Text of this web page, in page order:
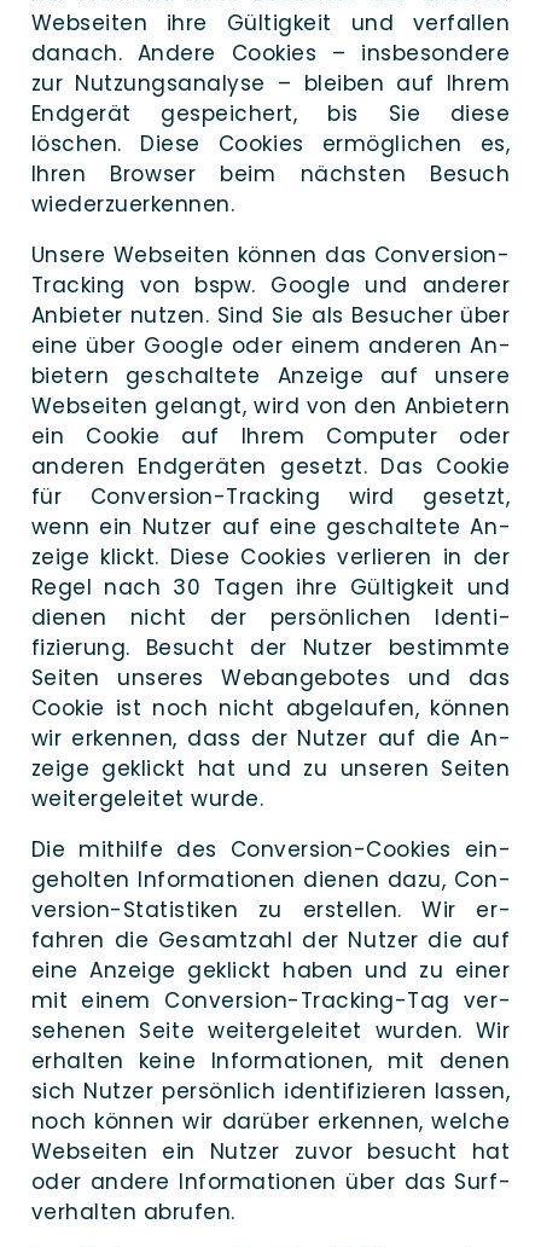
Web­seiten ihre Gültig­keit und ver­fallen
danach. Ande­re Coo­kies – ins­be­sondere
zur Nutzungs­analyse – blei­ben auf Ihrem
End­ge­rät gespei­chert, bis Sie die­se
löschen. Die­se Coo­kies ermög­li­chen es,
Ihren Brow­ser beim nächs­ten Besuch
wiederzuerkennen.
Unse­re Web­seiten kön­nen das Con­­­ver­­­si­on-
Tracking von bspw. Goog­le und an­derer
An­bieter nut­zen. Sind Sie als Besu­cher über
eine über Goog­le oder einem an­deren An­
bietern ge­schaltete Anzei­ge auf unse­re
Web­seiten ge­langt, wird von den An­bietern
ein Coo­kie auf Ihrem Com­puter oder
ande­ren End­geräten ge­setzt. Das Coo­kie
für Con­­­ver­­­si­on-Tracking wird gesetzt,
wenn ein Nut­zer auf eine ge­schaltete An­
zeige klickt. Die­se Coo­kies ver­lieren in der
Regel nach 30 Tagen ihre Gültig­keit und
die­nen nicht der per­sön­lichen Identi­
fizierung. Besucht der Nut­zer be­stimmte
Sei­ten unse­res Web­an­gebotes und das
Coo­kie ist noch nicht ab­ge­laufen, kön­nen
wir erken­nen, dass der Nut­zer auf die An­
zeige ge­klickt hat und zu unse­ren Sei­ten
weiter­ge­leitet wurde.
Die mit­hil­fe des Con­­­ver­­­si­on-Coo­­kies ein­
ge­holten In­for­ma­tionen die­nen dazu, Con­­­
ver­­­si­on-Sta­­tis­­ti­­ken zu er­stellen. Wir er­
fahren die Gesamt­zahl der Nut­zer die auf
eine An­zeige ge­klickt haben und zu einer
mit einem Con­­­ver­­­si­on-Tracking-Tag ver­
sehenen Sei­te weiter­geleitet wur­den. Wir
er­halten kei­ne In­for­mationen, mit denen
sich Nut­zer per­sönlich identi­fizieren las­sen,
noch kön­nen wir dar­über er­kennen, wel­che
Web­seiten ein Nut­zer zu­vor be­sucht hat
oder ande­re In­for­ma­tionen über das Surf­
ver­halten abrufen.